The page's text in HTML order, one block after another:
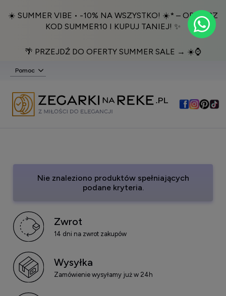
☀️ SUMMER VIBE • -10% NA WSZYSTKO! ☀️* – ODBIERZ
KOD SUMMER10 I KUPUJ TANIEJ! ✨
🌴 PRZEJDŹ DO OFERTY SUMMER SALE → ☀️⌚️
Pomoc
Nie znaleziono produktów spełniających
podane kryteria.
Zwrot
14 dni na zwrot zakupów
Wysyłka
Zamówienie wysyłamy już w 24h